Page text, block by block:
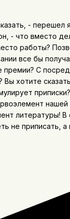
- перешел
- что вместо
работы?
все бы
премии? С
Вы хотите
нашей
литературы! В
не приписать, а